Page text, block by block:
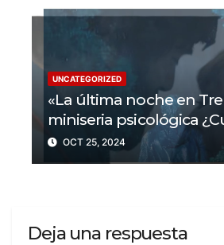
UNCATEGORIZED
«La última noche en
miniseria psicológica
trama?
OCT 25, 2024
Deja una respuesta